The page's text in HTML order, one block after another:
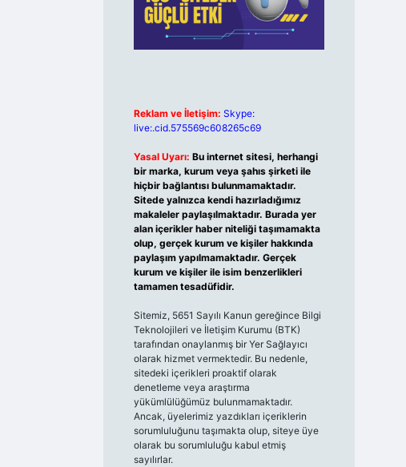
Reklam ve İletişim: Skype:
live:.cid.575569c608265c69
Yasal Uyarı: Bu internet sitesi, herhangi
bir marka, kurum veya şahıs şirketi ile
hiçbir bağlantısı bulunmamaktadır.
Sitede yalnızca kendi hazırladığımız
makaleler paylaşılmaktadır. Burada yer
alan içerikler haber niteliği taşımamakta
olup, gerçek kurum ve kişiler hakkında
paylaşım yapılmamaktadır. Gerçek
kurum ve kişiler ile isim benzerlikleri
tamamen tesadüfidir.
Sitemiz, 5651 Sayılı Kanun gereğince Bilgi
Teknolojileri ve İletişim Kurumu (BTK)
tarafından onaylanmış bir Yer Sağlayıcı
olarak hizmet vermektedir. Bu nedenle,
sitedeki içerikleri proaktif olarak
denetleme veya araştırma
yükümlülüğümüz bulunmamaktadır.
Ancak, üyelerimiz yazdıkları içeriklerin
sorumluluğunu taşımakta olup, siteye üye
olarak bu sorumluluğu kabul etmiş
sayılırlar.